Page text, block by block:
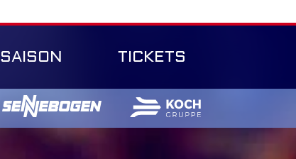
SAISON TICKETS